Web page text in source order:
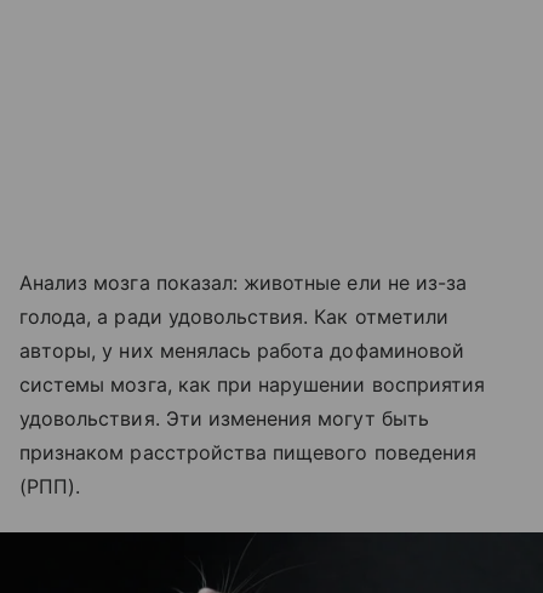
Анализ мозга показал: животные ели не из-за
голода, а ради удовольствия. Как отметили
авторы, у них менялась работа дофаминовой
системы мозга, как при нарушении восприятия
удовольствия. Эти изменения могут быть
признаком расстройства пищевого поведения
(РПП).